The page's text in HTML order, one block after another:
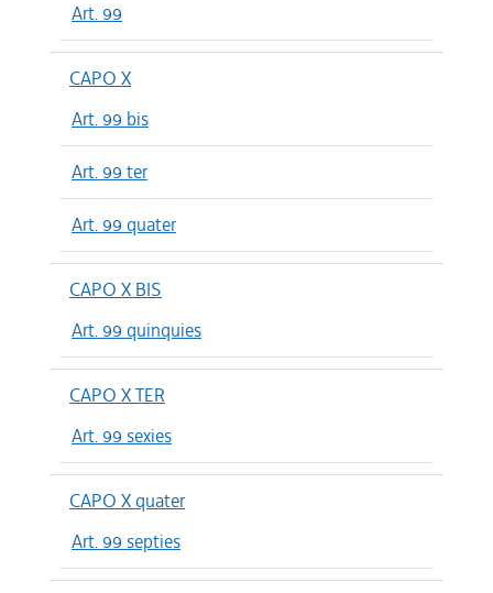
Art. 99
CAPO X
Art. 99 bis
Art. 99 ter
Art. 99 quater
CAPO X BIS
Art. 99 quinquies
CAPO X TER
Art. 99 sexies
CAPO X quater
Art. 99 septies